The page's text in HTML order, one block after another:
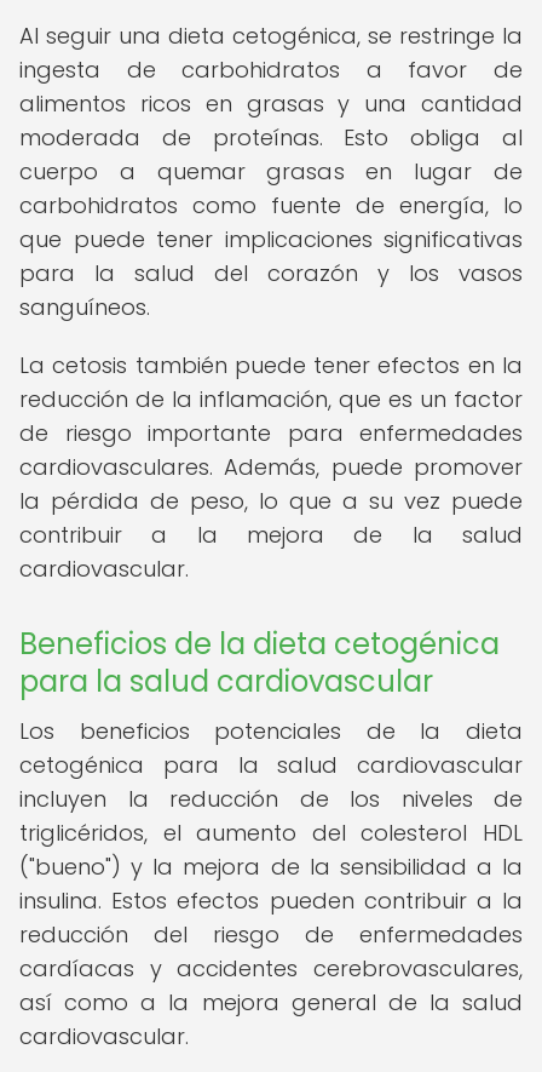
Al seguir una dieta cetogénica, se restringe la
ingesta de carbohidratos a favor de
alimentos ricos en grasas y una cantidad
moderada de proteínas. Esto obliga al
cuerpo a quemar grasas en lugar de
carbohidratos como fuente de energía, lo
que puede tener implicaciones significativas
para la salud del corazón y los vasos
sanguíneos.
La cetosis también puede tener efectos en la
reducción de la inflamación, que es un factor
de riesgo importante para enfermedades
cardiovasculares. Además, puede promover
la pérdida de peso, lo que a su vez puede
contribuir a la mejora de la salud
cardiovascular.
Beneficios de la dieta cetogénica
para la salud cardiovascular
Los beneficios potenciales de la dieta
cetogénica para la salud cardiovascular
incluyen la reducción de los niveles de
triglicéridos, el aumento del colesterol HDL
("bueno") y la mejora de la sensibilidad a la
insulina. Estos efectos pueden contribuir a la
reducción del riesgo de enfermedades
cardíacas y accidentes cerebrovasculares,
así como a la mejora general de la salud
cardiovascular.